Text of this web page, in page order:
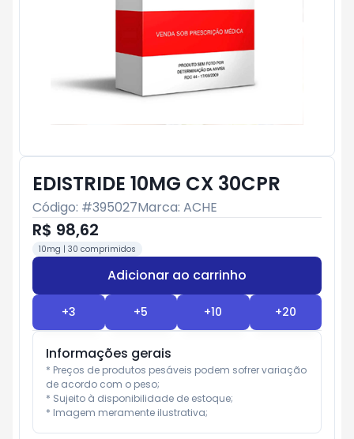
EDISTRIDE 10MG CX 30CPR
Código: #395027Marca: ACHE
R$ 98,62
10mg | 30 comprimidos
Adicionar ao carrinho
+3 +5 +10 +20
Informações gerais
* Preços de produtos pesáveis podem sofrer variação
de acordo com o peso;
* Sujeito à disponibilidade de estoque;
* Imagem meramente ilustrativa;